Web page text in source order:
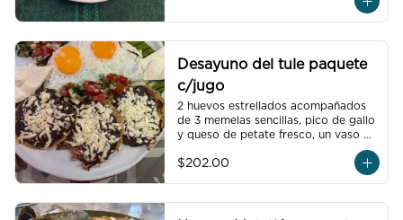
pluma hidalgo, oaxaca, un pan dulce
la proteína para cada orden de
chilaquiles.
Desayuno del tule paquete
c/jugo
2 huevos estrellados acompañados
de 3 memelas sencillas, pico de gallo
y queso de petate fresco, un vaso de
jugo de temporada natural de 250
ml y un café americano 300 ml
orgánico de pluma hidalgo, oaxaca,
$202.00